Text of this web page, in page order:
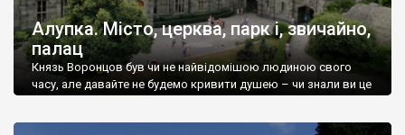
Алупка. Місто, церква, парк і, звичайно,
палац
Князь Воронцов був чи не найвідомішою людиною свого
часу, але давайте не будемо кривити душею – чи знали ви це